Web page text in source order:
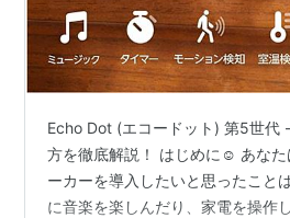
Echo Dot (エコードット) 第5世代
方を徹底解説！ はじめに☺ あな
ーカーを導入したいと思ったこと
に音楽を楽しんだり、家電を操作